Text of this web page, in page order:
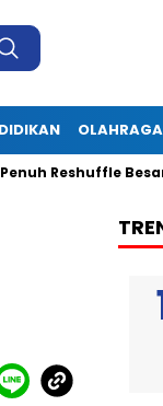
OLAHRAGA
Besar-